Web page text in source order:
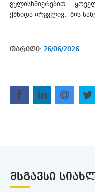
გულისხმიერებით
ქმნიდა ირგვლივ. მის
თარიღი: 26/06/2026
ᲛᲡᲒᲐᲕᲡᲘ